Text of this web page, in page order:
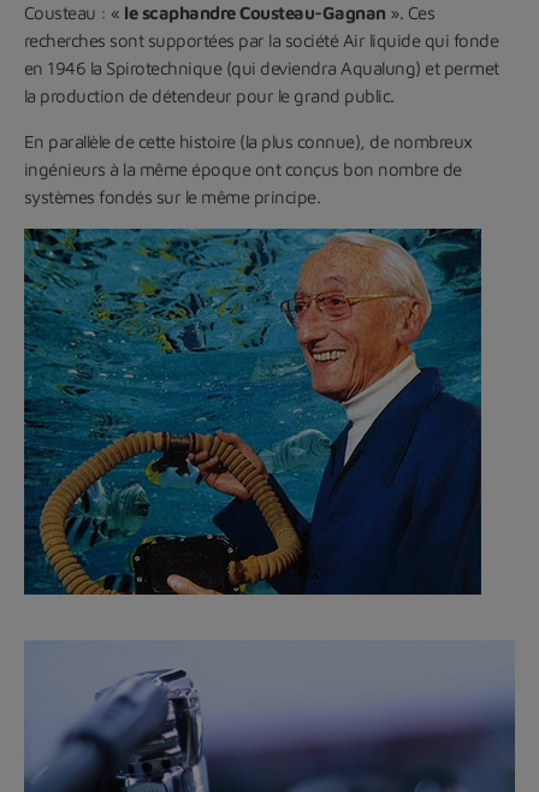
Cousteau : « le scaphandre Cousteau-Gagnan ». Ces
recherches sont supportées par la société Air liquide qui fonde
en 1946 la Spirotechnique (qui deviendra Aqualung) et permet
la production de détendeur pour le grand public.
En parallèle de cette histoire (la plus connue), de nombreux
ingénieurs à la même époque ont conçus bon nombre de
systèmes fondés sur le même principe.